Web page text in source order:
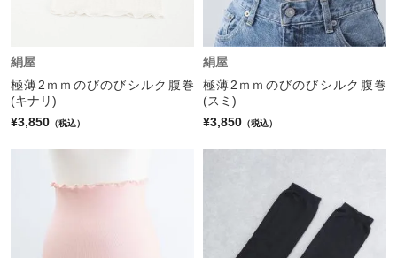
絹屋
極薄2ｍｍのびのびシルク腹巻
(キナリ)
¥3,850 （税込）
絹屋
極薄2ｍｍのびのびシルク腹巻
(スミ)
¥3,850 （税込）